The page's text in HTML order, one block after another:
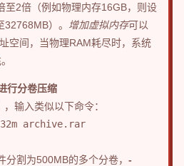
至2倍（例如物理内存16GB，则设
）。 增加虚拟内存可以
空间，当物理RAM耗尽时，系统
行分卷压缩
输入类似以下命令：
archive.rar
分割为500MB的多个分卷， -